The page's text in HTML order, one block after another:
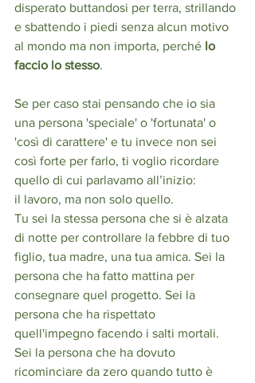
disperato buttandosi per terra, strillando
e sbattendo i piedi senza alcun motivo
al mondo ma non importa, perché lo
faccio lo stesso.
Se per caso stai pensando che io sia
una persona 'speciale' o 'fortunata' o
'così di carattere' e tu invece non sei
così forte per farlo, ti voglio ricordare
quello di cui parlavamo all’inizio:
il lavoro, ma non solo quello.
Tu sei la stessa persona che si è alzata
di notte per controllare la febbre di tuo
figlio, tua madre, una tua amica. Sei la
persona che ha fatto mattina per
consegnare quel progetto. Sei la
persona che ha rispettato
quell'impegno facendo i salti mortali.
Sei la persona che ha dovuto
ricominciare da zero quando tutto è